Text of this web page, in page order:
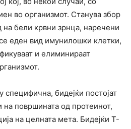
во организмот. Станува збор
на бели крвни зрнца, наречени
еден вид имунилошки клетки,
и елиминираат
специфична, бидејќи постојат
на површината од протеинот,
на целната мета. Бидејќи Т-